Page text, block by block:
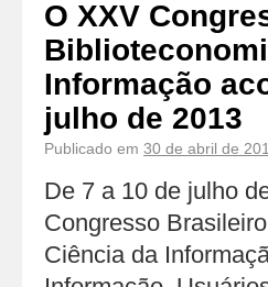
O XXV
Informação
julho de 2013
Publicado em 30 de abril de
De 7 a 10 de julho
Congresso
Ciência da